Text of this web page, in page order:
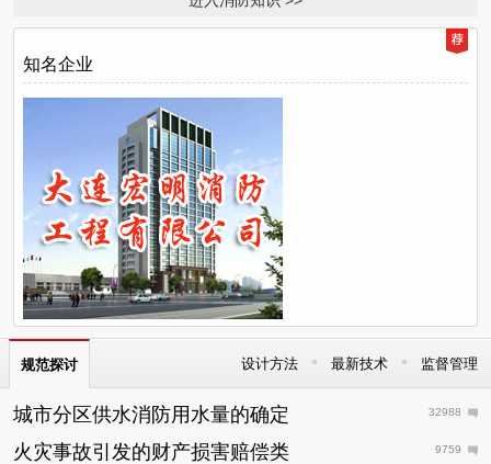
知名企业
规范探讨 设计方法 • 最新技术 • 监督管理
城市分区供水消防用水量的确定 32988
火灾事故引发的财产损害赔偿类 9759